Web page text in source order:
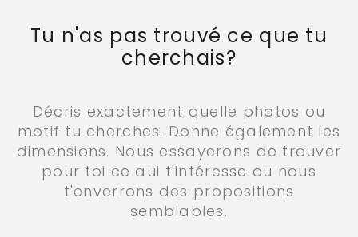
Tu n'as pas trouvé ce que tu
cherchais?
Décris exactement quelle photos ou
motif tu cherches. Donne également les
dimensions. Nous essayerons de trouver
pour toi ce aui t'intéresse ou nous
t'enverrons des propositions
semblables.